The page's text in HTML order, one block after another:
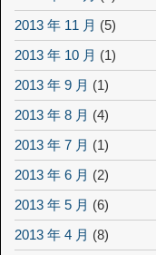
2013 年 11 月 (5)
2013 年 10 月 (1)
2013 年 9 月 (1)
2013 年 8 月 (4)
2013 年 7 月 (1)
2013 年 6 月 (2)
2013 年 5 月 (6)
2013 年 4 月 (8)